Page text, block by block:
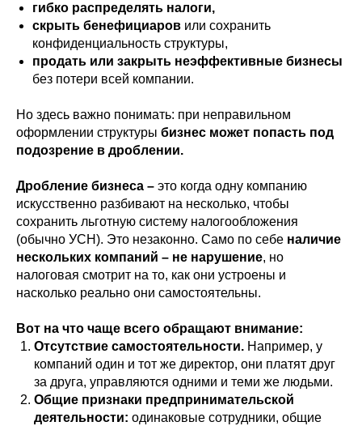
гибко распределять налоги,
скрыть бенефициаров или сохранить
конфиденциальность структуры,
продать или закрыть неэффективные бизнесы
без потери всей компании.
Но здесь важно понимать: при неправильном
оформлении структуры бизнес может попасть под
подозрение в дроблении.
Дробление бизнеса – это когда одну компанию
искусственно разбивают на несколько, чтобы
сохранить льготную систему налогообложения
(обычно УСН). Это незаконно. Само по себе наличие
нескольких компаний – не нарушение, но
налоговая смотрит на то, как они устроены и
насколько реально они самостоятельны.
Вот на что чаще всего обращают внимание:
Отсутствие самостоятельности. Например, у
компаний один и тот же директор, они платят друг
за друга, управляются одними и теми же людьми.
Общие признаки предпринимательской
деятельности: одинаковые сотрудники, общие